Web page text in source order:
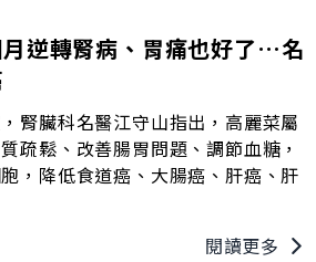
逆轉腎病、胃痛也好了…名
腎臟科名醫江守山指出，高麗菜屬
疏鬆、改善腸胃問題、調節血糖，
，降低食道癌、大腸癌、肝癌、肝
閱讀更多